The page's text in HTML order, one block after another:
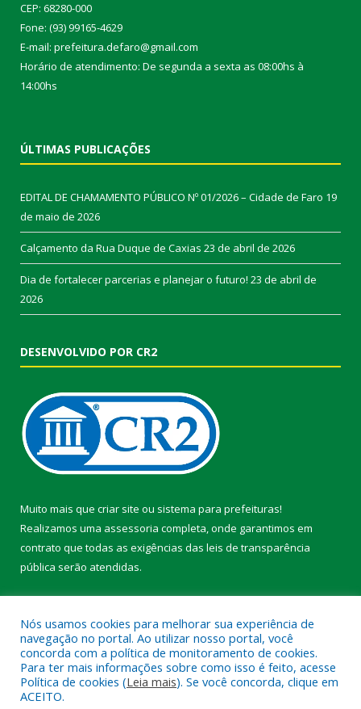
CEP: 68280-000
Fone: (93) 99165-4629
E-mail: prefeitura.defaro@gmail.com
Horário de atendimento: De segunda a sexta as 08:00hs à
14:00hs
ÚLTIMAS PUBLICAÇÕES
EDITAL DE CHAMAMENTO PÚBLICO Nº 01/2026 – Cidade de Faro 19
de maio de 2026
Calçamento da Rua Duque de Caxias 23 de abril de 2026
Dia de fortalecer parcerias e planejar o futuro! 23 de abril de
2026
DESENVOLVIDO POR CR2
Muito mais que criar site ou sistema para prefeituras!
Realizamos uma assessoria completa, onde garantimos em
contrato que todas as exigências das leis de transparência
pública serão atendidas.
Todos os direitos reservados a Prefeitura Municipal de Faro.
Nós usamos cookies para melhorar sua experiência de
navegação no portal. Ao utilizar nosso portal, você
concorda com a política de monitoramento de cookies.
Para ter mais informações sobre como isso é feito, acesse
Política de cookies (Leia mais). Se você concorda, clique em
ACEITO.